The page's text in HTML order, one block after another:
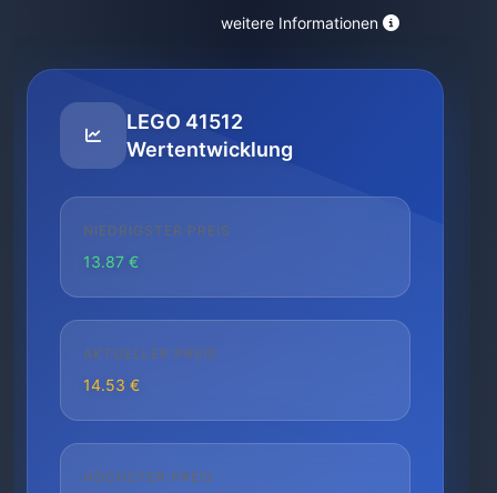
weitere Informationen
LEGO 41512
Wertentwicklung
NIEDRIGSTER PREIS
13.87 €
AKTUELLER PREIS
14.53 €
HÖCHSTER PREIS